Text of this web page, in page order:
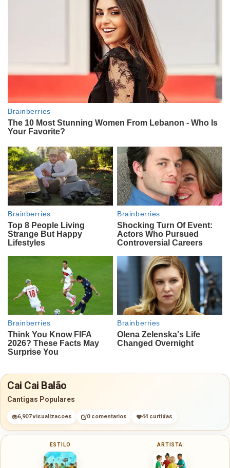
Cai Cai Balão
Cantigas Populares
6,907 visualizacoes 0 comentarios 44 curtidas
ESTILO ARTISTA